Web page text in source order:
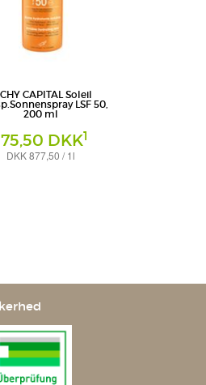
CAPITAL Soleil
LSF 50,
200 ml
DKK1
DKK 877,50 / 1l